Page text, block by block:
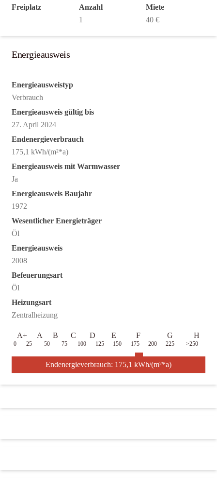
Freiplatz
Anzahl
1
Miete
40 €
Energieausweis
Energieausweistyp
Verbrauch
Energieausweis gültig bis
27. April 2024
Endenergieverbrauch
175,1 kWh/(m²*a)
Energieausweis mit Warmwasser
Ja
Energieausweis Baujahr
1972
Wesentlicher Energieträger
Öl
Energieausweis
2008
Befeuerungsart
Öl
Heizungsart
Zentralheizung
A+ A B C D E F G H
0 25 50 75 100 125 150 175 200 225 >250
Endenergieverbrauch: 175,1 kWh/(m²*a)